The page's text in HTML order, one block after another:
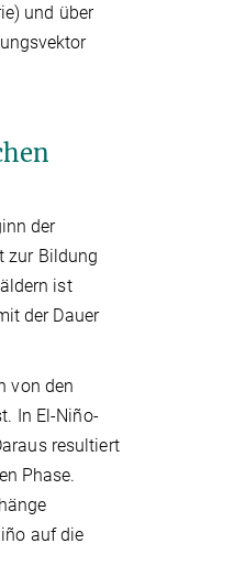
und über
der
zur Bildung
ist
der Dauer
von den
In El-Niño-
resultiert
Phase.
auf die